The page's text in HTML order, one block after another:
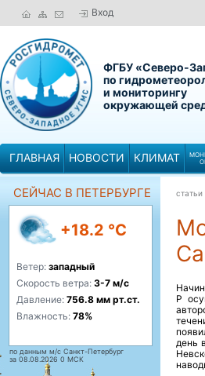
Вход
ФГБУ «Северо-
по
и мониторингу
окружающей
ГЛАВНАЯ НОВОСТИ КЛИМАТ
СЕЙЧАС В ПЕТЕРБУРГЕ
+18.2 °C
Ветер: западный
Скорость ветра: 3-7 м/с
Давление: 756.8 мм рт.ст.
Влажность: 78%
по данным м/с Санкт-Петербург
за 08.08.2026 0 МСК
статьи
Р
день